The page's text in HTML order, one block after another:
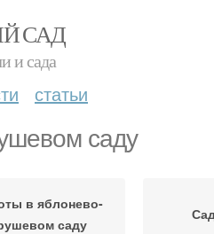
САД
и сада
статьи
саду
в яблонево-
саду